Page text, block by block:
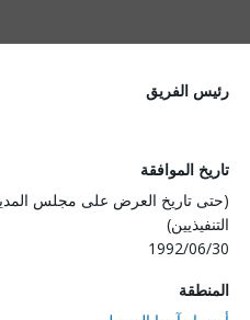
رئيس الفريق
تاريخ الموافقة
(حتى تاريخ العرض على مجلس
التنفيذيين)
1992/06/30
المنطقة